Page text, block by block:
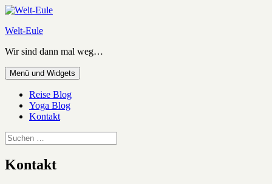
Zum
springen
Welt-Eule
Wir sind dann mal weg…
Menü und Widgets
Reise Blog
Yoga Blog
Kontakt
Suchen
nach:
Kontakt